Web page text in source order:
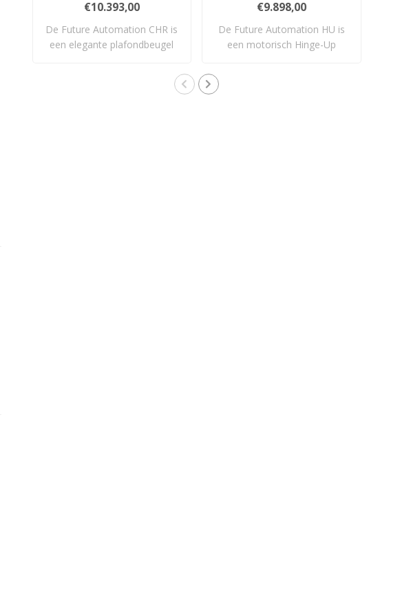
€10.393,00
De Future Automation CHR is
een elegante plafondbeugel
€9.898,00
De Future Automation HU is
een motorisch Hinge-Up